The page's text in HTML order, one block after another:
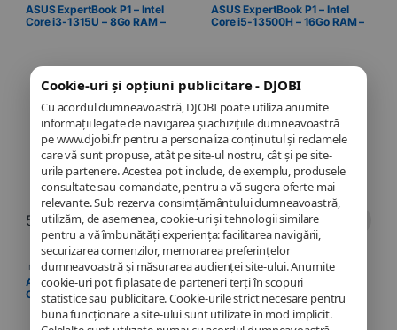
Cookie-uri și opțiuni publicitare - DJOBI
Cu acordul dumneavoastră, DJOBI poate utiliza anumite
informații legate de navigarea și achizițiile dumneavoastră
pe www.djobi.fr pentru a personaliza conținutul și reclamele
care vă sunt propuse, atât pe site-ul nostru, cât și pe site-
urile partenere. Acestea pot include, de exemplu, produsele
consultate sau comandate, pentru a vă sugera oferte mai
relevante. Sub rezerva consimțământului dumneavoastră,
utilizăm, de asemenea, cookie-uri și tehnologii similare
pentru a vă îmbunătăți experiența: facilitarea navigării,
securizarea comenzilor, memorarea preferințelor
dumneavoastră și măsurarea audienței site-ului. Anumite
cookie-uri pot fi plasate de parteneri terți în scopuri
statistice sau publicitare. Cookie-urile strict necesare pentru
buna funcționare a site-ului sunt utilizate în mod implicit.
ASUS ExpertBook P1 – Intel
Core i3-1315U – 8Go RAM –
584,49€
ASUS ExpertBook P1 – Intel
Core i5-13500H – 16Go RAM –
849,90€
Informatică,Laptop,Laptopuri
ASUS ExpertBook P1 – Intel
Core i5-13500H – 8 GB RAM –
SSD de 256 GB – 39,6 cm
(15,6″) – Windows 11 Pro